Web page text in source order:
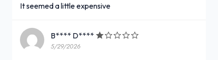
It seemed a little expensive
B**** D****
5/29/2026